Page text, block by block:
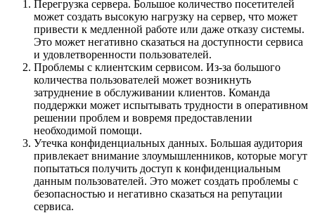
Перегрузка сервера. Большое количество посетителей
может создать высокую нагрузку на сервер, что может
привести к медленной работе или даже отказу системы.
Это может негативно сказаться на доступности сервиса
и удовлетворенности пользователей.
Проблемы с клиентским сервисом. Из-за большого
количества пользователей может возникнуть
затруднение в обслуживании клиентов. Команда
поддержки может испытывать трудности в оперативном
решении проблем и вовремя предоставлении
необходимой помощи.
Утечка конфиденциальных данных. Большая аудитория
привлекает внимание злоумышленников, которые могут
попытаться получить доступ к конфиденциальным
данным пользователей. Это может создать проблемы с
безопасностью и негативно сказаться на репутации
сервиса.